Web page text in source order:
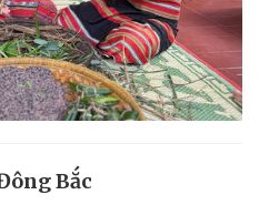
Bắc